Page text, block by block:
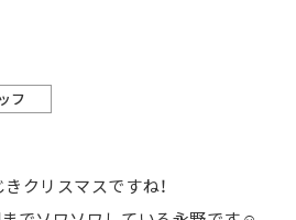
フ
きクリスマスですね！